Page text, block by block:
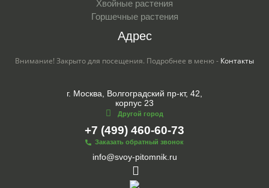
Хвойные растения
Горшечные растения
Адрес
Внимание! Закрыто для посещения. Подробнее в меню - Контакты
г. Москва, Волгоградский пр-кт, 42,
корпус 23
Другой город
+7 (499) 460-60-73
Заказать обратный звонок
info@svoy-pitomnik.ru